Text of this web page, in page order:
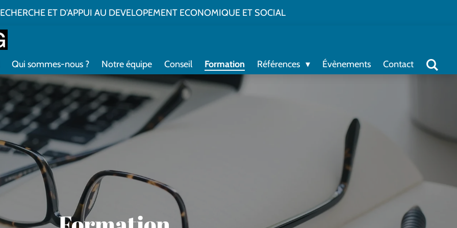
ET D'APPUI AU DEVELOPEMENT ECONOMIQUE ET SOCIAL
Qui sommes-nous ? Notre équipe Conseil Formation Références Évènements Contact